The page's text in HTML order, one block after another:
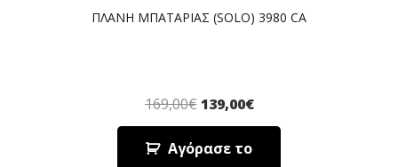
ΠΛΑΝΗ ΜΠΑΤΑΡΙΑΣ (SOLO) 3980 CA
169,00€ 139,00€
Αγόρασε το